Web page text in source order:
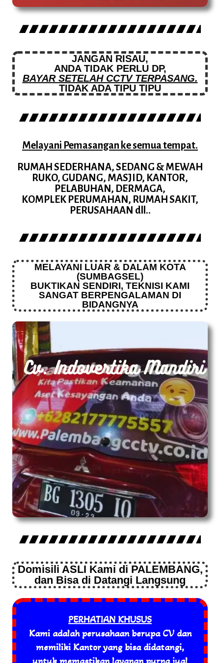
JANGAN RISAU,
ANDA TIDAK PERLU DP,
BAYAR SETELAH CCTV TERPASANG.
TIDAK ADA TIPU TIPU
Melayani Pemasangan ke semua tempat.
RUMAH SEDERHANA, SEDANG & MEWAH
RUKO, GUDANG, MASJID, KANTOR,
PELABUHAN, DERMAGA,
KOMPLEK PERUMAHAN, RUMAH SAKIT,
PERUSAHAAN dll..
MELAYANI LUAR & DALAM KOTA
(SUMBAGSEL)
BUKTIKAN SENDIRI, TEKNISI KAMI
SANGAT BERPENGALAMAN DI
BIDANGNYA
Domisili ASLI Kami di PALEMBANG,
dan Bisa di Datangi Langsung
PERHATIAN KHUSUS
Kami adalah perusahaan berupa CV dan
memiliki Kantor yang bisa didatangi,